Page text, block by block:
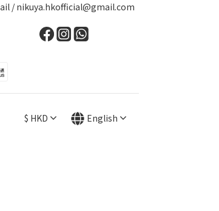
/ nikuya.hkofficial@gmail.com
$ HKD English